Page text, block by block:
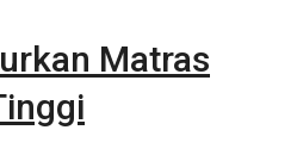
Matras